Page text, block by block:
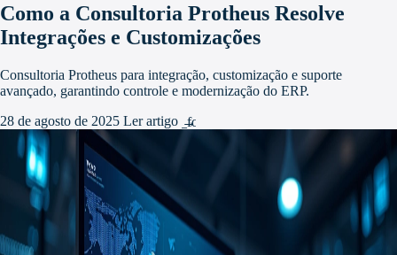
Como a Consultoria Protheus Resolve
Integrações e Customizações
Consultoria Protheus para integração, customização e suporte
avançado, garantindo controle e modernização do ERP.
28 de agosto de 2025 Ler artigo
arrow_forward